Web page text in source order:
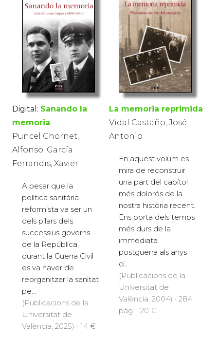
Digital: Sanando la
memoria
Puncel Chornet,
Alfonso; García
Ferrandis, Xavier
A pesar que la
política sanitària
reformista va ser un
dels pilars dels
successius governs
de la República,
durant la Guerra Civil
es va haver de
reorganitzar la sanitat
pe...
(Publicacions de la
Universitat de
València, 2025) · 14 €
La memoria reprimida
Vidal Castaño, José
Antonio
En aquest volum es
mira de reconstruir
una part del capítol
més dolorós de la
nostra història recent.
Ens porta dels temps
més durs de la
immediata
postguerra als anys
ci...
(Publicacions de la
Universitat de
València, 2004) · 284
pàg. · 20 €